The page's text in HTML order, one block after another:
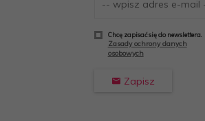
Chcę zapisać się do newslettera.
Zasady ochrony danych
osobowych
Zapisz